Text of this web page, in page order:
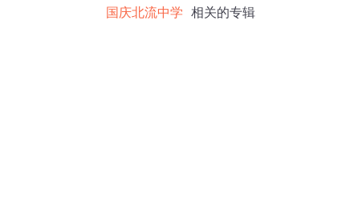
国庆北流中学 相关的专辑